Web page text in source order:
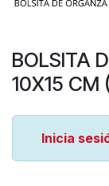
BOLSITA
10X15 CM
Inicia